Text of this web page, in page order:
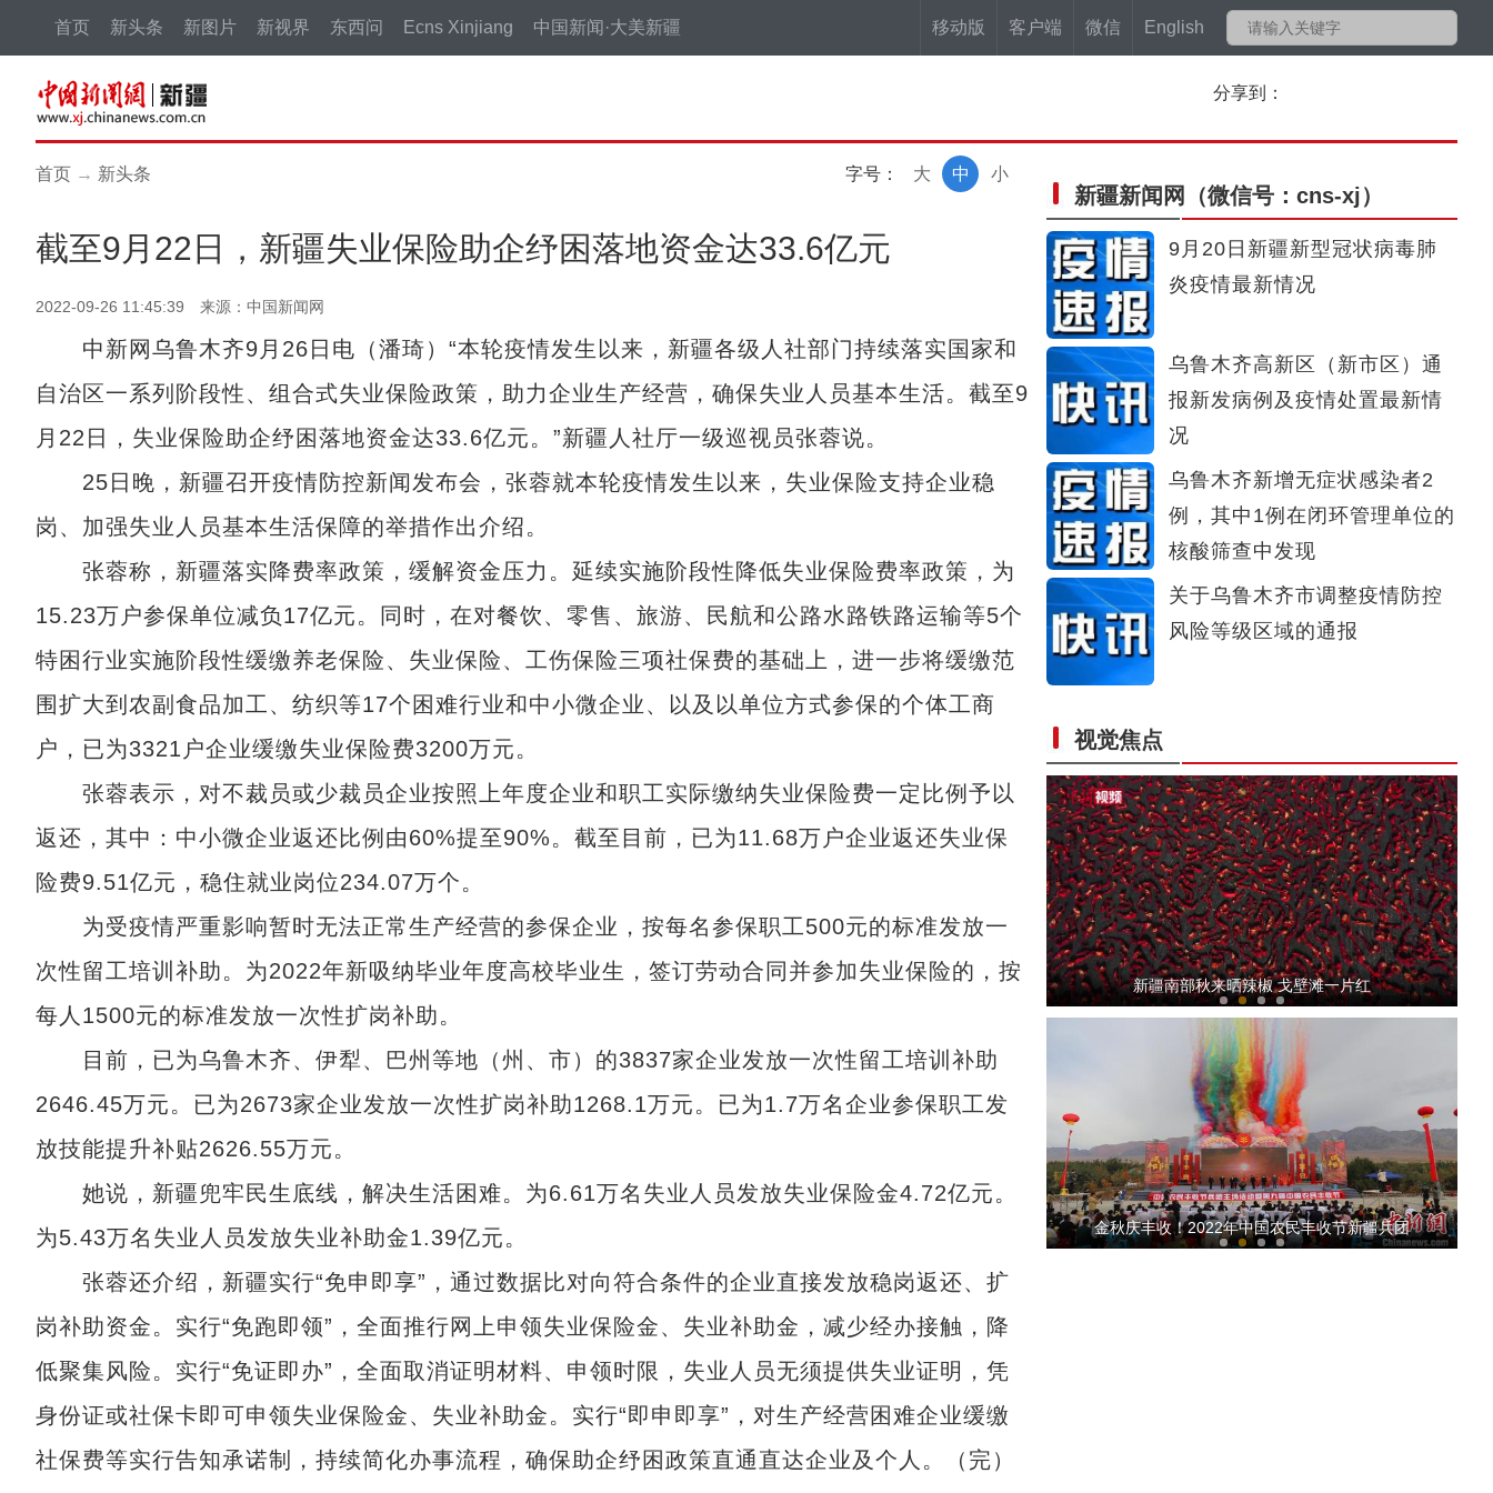
移动版 客户端 微信 English
首页 新头条 新图片 新视界 东西问 Ecns Xinjiang 中国新闻·大美新疆
分享到：
首页 → 新头条 字号： 小
中
大
截至9月22日，新疆失业保险助企纾困落地资金达33.6亿元
2022-09-26 11:45:39 来源：中国新闻网
中新网乌鲁木齐9月26日电（潘琦）“本轮疫情发生以来，新疆各级人社部门持续落实国家和
自治区一系列阶段性、组合式失业保险政策，助力企业生产经营，确保失业人员基本生活。截至9
月22日，失业保险助企纾困落地资金达33.6亿元。”新疆人社厅一级巡视员张蓉说。
25日晚，新疆召开疫情防控新闻发布会，张蓉就本轮疫情发生以来，失业保险支持企业稳
岗、加强失业人员基本生活保障的举措作出介绍。
张蓉称，新疆落实降费率政策，缓解资金压力。延续实施阶段性降低失业保险费率政策，为
15.23万户参保单位减负17亿元。同时，在对餐饮、零售、旅游、民航和公路水路铁路运输等5个
特困行业实施阶段性缓缴养老保险、失业保险、工伤保险三项社保费的基础上，进一步将缓缴范
围扩大到农副食品加工、纺织等17个困难行业和中小微企业、以及以单位方式参保的个体工商
户，已为3321户企业缓缴失业保险费3200万元。
张蓉表示，对不裁员或少裁员企业按照上年度企业和职工实际缴纳失业保险费一定比例予以
返还，其中：中小微企业返还比例由60%提至90%。截至目前，已为11.68万户企业返还失业保
险费9.51亿元，稳住就业岗位234.07万个。
为受疫情严重影响暂时无法正常生产经营的参保企业，按每名参保职工500元的标准发放一
次性留工培训补助。为2022年新吸纳毕业年度高校毕业生，签订劳动合同并参加失业保险的，按
每人1500元的标准发放一次性扩岗补助。
目前，已为乌鲁木齐、伊犁、巴州等地（州、市）的3837家企业发放一次性留工培训补助
2646.45万元。已为2673家企业发放一次性扩岗补助1268.1万元。已为1.7万名企业参保职工发
放技能提升补贴2626.55万元。
她说，新疆兜牢民生底线，解决生活困难。为6.61万名失业人员发放失业保险金4.72亿元。
为5.43万名失业人员发放失业补助金1.39亿元。
张蓉还介绍，新疆实行“免申即享”，通过数据比对向符合条件的企业直接发放稳岗返还、扩
岗补助资金。实行“免跑即领”，全面推行网上申领失业保险金、失业补助金，减少经办接触，降
低聚集风险。实行“免证即办”，全面取消证明材料、申领时限，失业人员无须提供失业证明，凭
身份证或社保卡即可申领失业保险金、失业补助金。实行“即申即享”，对生产经营困难企业缓缴
社保费等实行告知承诺制，持续简化办事流程，确保助企纾困政策直通直达企业及个人。（完）
新疆新闻网 （微信号：cns-xj）
9月20日新疆新型冠状病毒肺
炎疫情最新情况
乌鲁木齐高新区（新市区）通
报新发病例及疫情处置最新情
况
乌鲁木齐新增无症状感染者2
例，其中1例在闭环管理单位的
核酸筛查中发现
关于乌鲁木齐市调整疫情防控
风险等级区域的通报
视觉焦点
亚欧博览会见闻：向世界展示了立体生动、充
新疆双城镇：四万亩火红苹果挂树间喜迎丰收
新疆南部秋来晒辣椒 戈壁滩一片红
新疆各地开通孕产妇和新生儿急诊绿色通道
金秋庆丰收！2022年中国农民丰收节新疆兵团